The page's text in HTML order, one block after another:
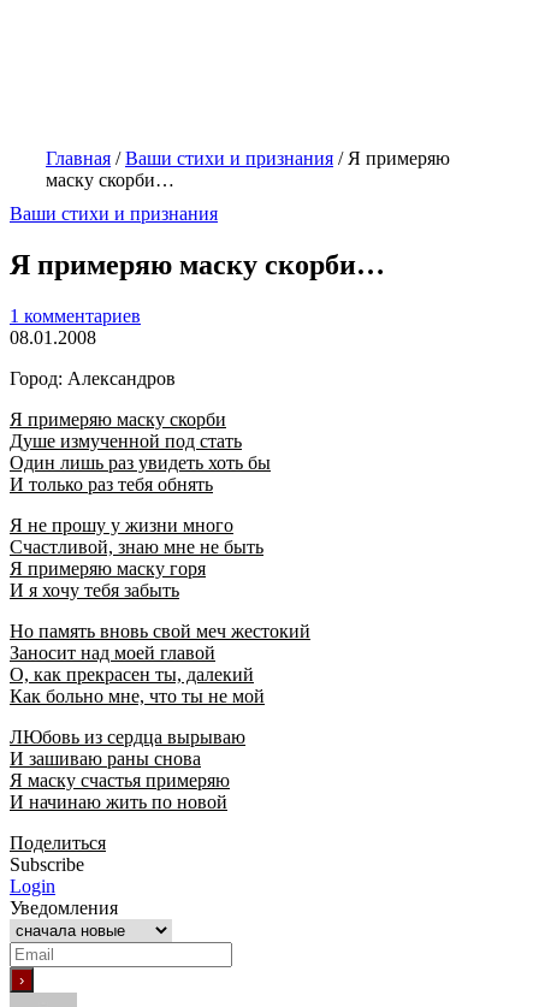
Главная /Ваши стихи и признания / Я примеряю
маску скорби…
Ваши стихи и признания
Я примеряю маску скорби…
1 комментариев
08.01.2008
Город: Александров
Я примеряю маску скорби
Душе измученной под стать
Один лишь раз увидеть хоть бы
И только раз тебя обнять
Я не прошу у жизни много
Счастливой, знаю мне не быть
Я примеряю маску горя
И я хочу тебя забыть
Но память вновь свой меч жестокий
Заносит над моей главой
О, как прекрасен ты, далекий
Как больно мне, что ты не мой
ЛЮбовь из сердца вырываю
И зашиваю раны снова
Я маску счастья примеряю
И начинаю жить по новой
Поделиться
Subscribe
Login
Уведомления